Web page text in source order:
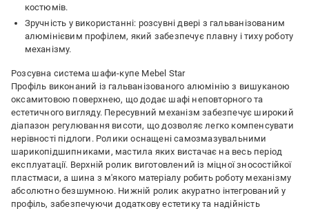
костюмів.
Зручність у використанні: розсувні двері з гальванізованим
алюмінієвим профілем, який забезпечує плавну і тиху роботу
механізму.
Розсувна система шафи-купе Mebel Star
Профіль виконаний із гальванізованого алюмінію з вишуканою
оксамитовою поверхнею, що додає шафі неповторного та
естетичного вигляду. Пересувний механізм забезпечує широкий
діапазон регулювання висоти, що дозволяє легко компенсувати
нерівності підлоги. Ролики оснащені самозмазувальними
шарикопідшипниками, мастила яких вистачає на весь період
експлуатації. Верхній ролик виготовлений із міцної зносостійкої
пластмаси, а шина з м'якого матеріалу робить роботу механізму
абсолютно безшумною. Нижній ролик акуратно інтегрований у
профіль, забезпечуючи додаткову естетику та надійність